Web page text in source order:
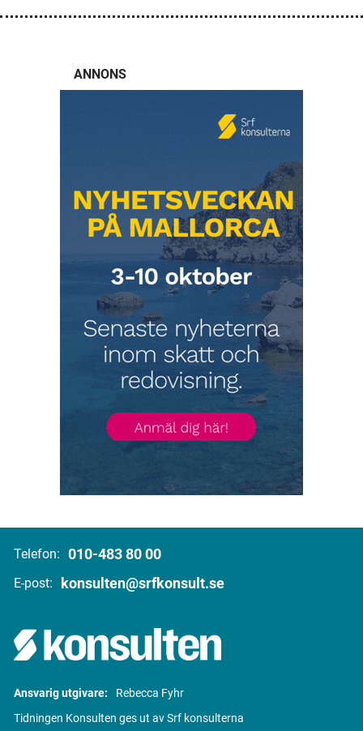
ANNONS
Telefon: 010-483 80 00
E-post: konsulten@srfkonsult.se
Ansvarig utgivare:
Rebecca Fyhr
Tidningen Konsulten ges ut av Srf konsulterna